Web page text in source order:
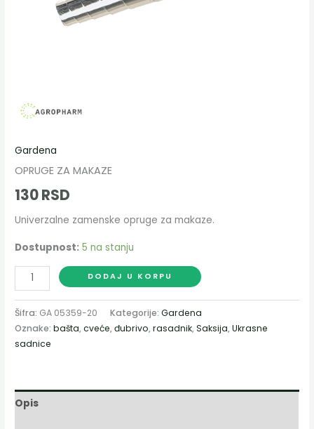
Gardena
OPRUGE ZA MAKAZE
130RSD
Univerzalne zamenske opruge za makaze.
Dostupnost: 5 na stanju
DODAJ U KORPU
Šifra: GA 05359-20 Kategorije:Gardena
Oznake:bašta,cveće,đubrivo,rasadnik,Saksija,Ukrasne
sadnice
Opis